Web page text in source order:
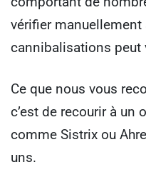
vérifier manuellement
cannibalisations peut
Ce que nous vous
c’est de recourir à un
comme Sistrix ou
uns.